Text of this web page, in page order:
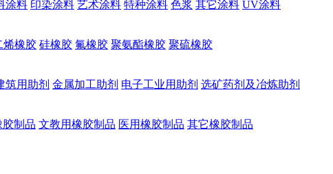
涂料 印染涂料 艺术涂料 特种涂料 色浆 其它涂料 UV涂料
烯橡胶 硅橡胶 氟橡胶 聚氨酯橡胶 聚硫橡胶
筑用助剂 金属加工助剂 电子工业用助剂 选矿药剂及冶炼助剂
制品 文教用橡胶制品 医用橡胶制品 其它橡胶制品